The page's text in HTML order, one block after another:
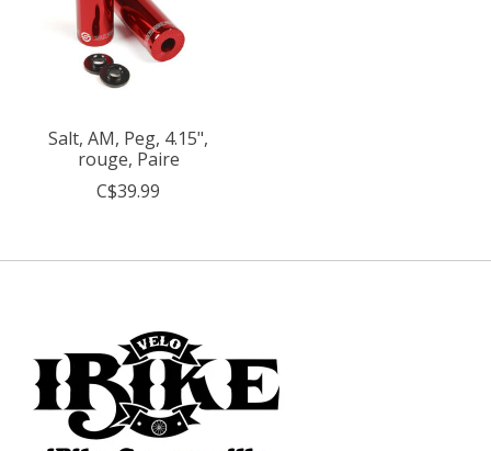
Salt, AM, Peg, 4.15",
rouge, Paire
C$39.99